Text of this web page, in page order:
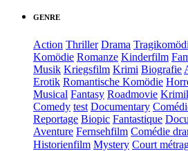
GENRE
Action Thriller Drama
Komödie Romanze Kinderfilm
Musik Kriegsfilm Krimi Biografie
Erotik Romantische Komödie
Musical Fantasy Roadmovie
Comedy test Documentary
Reportage Biopic Fantastique
Aventure Fernsehfilm Comédie
Historienfilm Mystery Court